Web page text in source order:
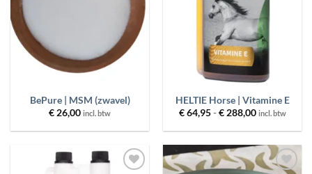
BePure | MSM (zwavel)
€26,00 incl. btw
HELTIE Horse | Vitamine E
€64,95 - €288,00Prijsklasse:
tot
incl. btw